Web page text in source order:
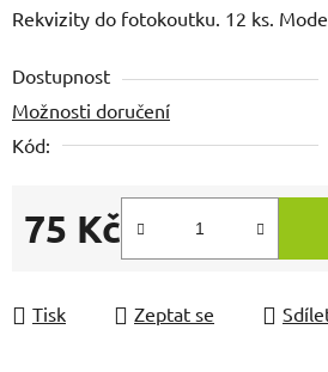
Rekvizity do fotokoutku. 12 ks.
Dostupnost
Možnosti doručení
Kód:
75 Kč
Měrná cena:
Tisk Zeptat se